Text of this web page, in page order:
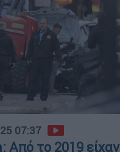
07:37
Από το 2019 είχαν